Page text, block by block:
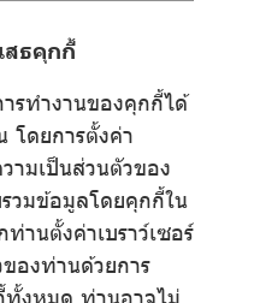
สธคุกกี้
รทำงานของคุกกี้ได้
โดยการตั้งค่า
ามเป็นส่วนตัวของ
วมข้อมูลโดยคุกกี้ใน
านตั้งค่าเบราว์เซอร์
องท่านด้วยการ
ทั้งหมด ท่านอาจไม่